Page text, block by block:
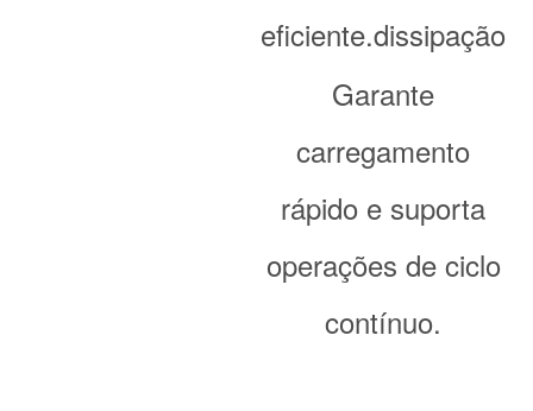
eficiente.dissipação
Garante
carregamento
rápido e suporta
operações de ciclo
contínuo.